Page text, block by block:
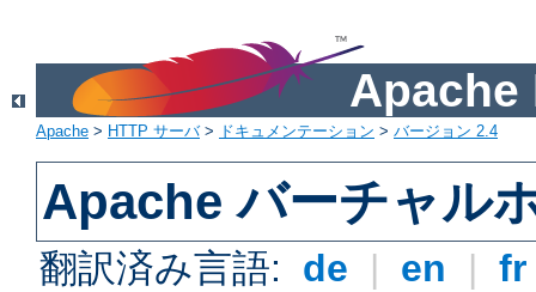
Apache
Apache > HTTP サーバ> ドキュメンテーション > バージョン 2.4
Apache バーチャル
翻訳済み言語: de | en |